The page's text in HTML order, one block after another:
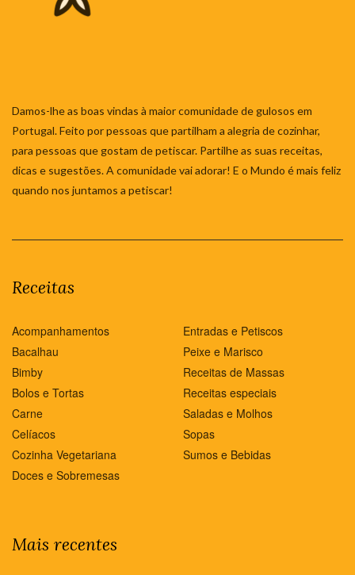
Damos-lhe as boas vindas à maior comunidade de gulosos em
Portugal. Feito por pessoas que partilham a alegria de cozinhar,
para pessoas que gostam de petiscar. Partilhe as suas receitas,
dicas e sugestões. A comunidade vai adorar! E o Mundo é mais feliz
quando nos juntamos a petiscar!
Receitas
Acompanhamentos
Bacalhau
Bimby
Bolos e Tortas
Carne
Celíacos
Cozinha Vegetariana
Doces e Sobremesas
Entradas e Petiscos
Peixe e Marisco
Receitas de Massas
Receitas especiais
Saladas e Molhos
Sopas
Sumos e Bebidas
Mais recentes